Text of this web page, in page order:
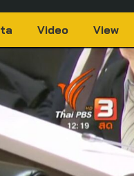
Video View